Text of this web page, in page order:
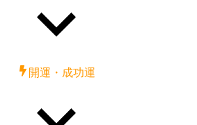
開運・成功運